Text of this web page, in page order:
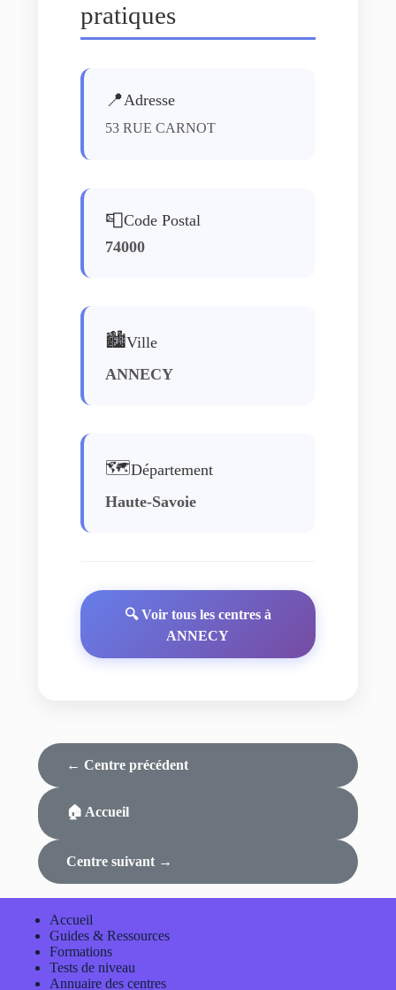
pratiques
📍Adresse
53 RUE CARNOT
📮Code Postal
74000
🏙️Ville
ANNECY
🗺️Département
Haute-Savoie
🔍 Voir tous les centres à
ANNECY
← Centre précédent
🏠 Accueil
Centre suivant →
Accueil
Guides & Ressources
Formations
Tests de niveau
Annuaire des centres